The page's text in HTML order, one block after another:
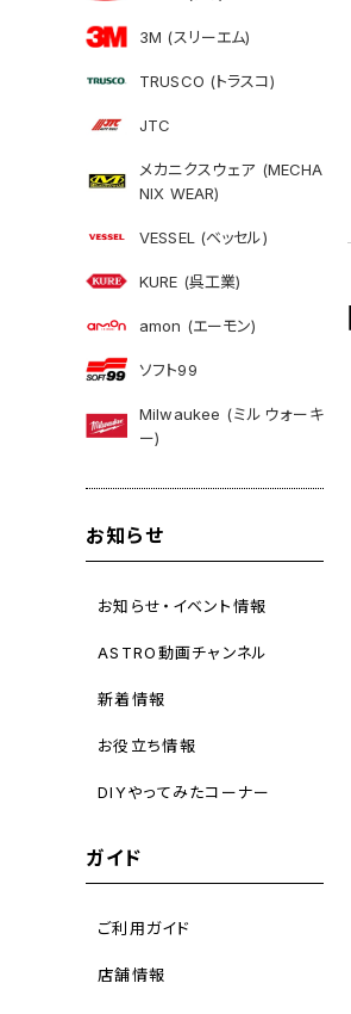
3M (スリーエム)
TRUSCO (トラスコ)
JTC
メカニクスウェア (MECHA
NIX WEAR)
VESSEL (ベッセル)
KURE (呉工業)
amon (エーモン)
ソフト99
Milwaukee (ミルウォーキ
ー)
お知らせ
お知らせ・イベント情報
ASTRO動画チャンネル
新着情報
お役立ち情報
DIYやってみたコーナー
ガイド
ご利用ガイド
店舗情報